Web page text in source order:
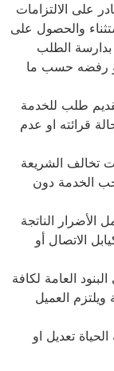
على الالتزامات
والحصول على
بدارسة الطلب
رفضه حسب ما
طلب للخدمة
قرائته او عدم
تخالف الشريعة
الخدمة دون
الأضرار الناتجة
الاتصال أو
العامة لكافة
العميل
تعديل او